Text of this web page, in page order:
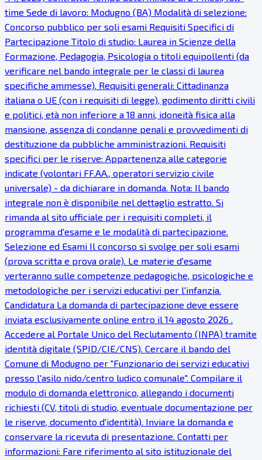
time Sede di lavoro: Modugno (BA) Modalità di selezione:
Concorso pubblico per soli esami Requisiti Specifici di
Partecipazione Titolo di studio: Laurea in Scienze della
Formazione, Pedagogia, Psicologia o titoli equipollenti (da
verificare nel bando integrale per le classi di laurea
specifiche ammesse). Requisiti generali: Cittadinanza
italiana o UE (con i requisiti di legge), godimento diritti civili
e politici, età non inferiore a 18 anni, idoneità fisica alla
mansione, assenza di condanne penali e provvedimenti di
destituzione da pubbliche amministrazioni. Requisiti
specifici per le riserve: Appartenenza alle categorie
indicate (volontari FF.AA., operatori servizio civile
universale) - da dichiarare in domanda. Nota: Il bando
integrale non è disponibile nel dettaglio estratto. Si
rimanda al sito ufficiale per i requisiti completi, il
programma d'esame e le modalità di partecipazione.
Selezione ed Esami Il concorso si svolge per soli esami
(prova scritta e prova orale). Le materie d'esame
verteranno sulle competenze pedagogiche, psicologiche e
metodologiche per i servizi educativi per l'infanzia.
Candidatura La domanda di partecipazione deve essere
inviata esclusivamente online entro il 14 agosto 2026 .
Accedere al Portale Unico del Reclutamento (INPA) tramite
identità digitale (SPID/CIE/CNS). Cercare il bando del
Comune di Modugno per "Funzionario dei servizi educativi
presso l'asilo nido/centro ludico comunale". Compilare il
modulo di domanda elettronico, allegando i documenti
richiesti (CV, titoli di studio, eventuale documentazione per
le riserve, documento d'identità). Inviare la domanda e
conservare la ricevuta di presentazione. Contatti per
informazioni: Fare riferimento al sito istituzionale del